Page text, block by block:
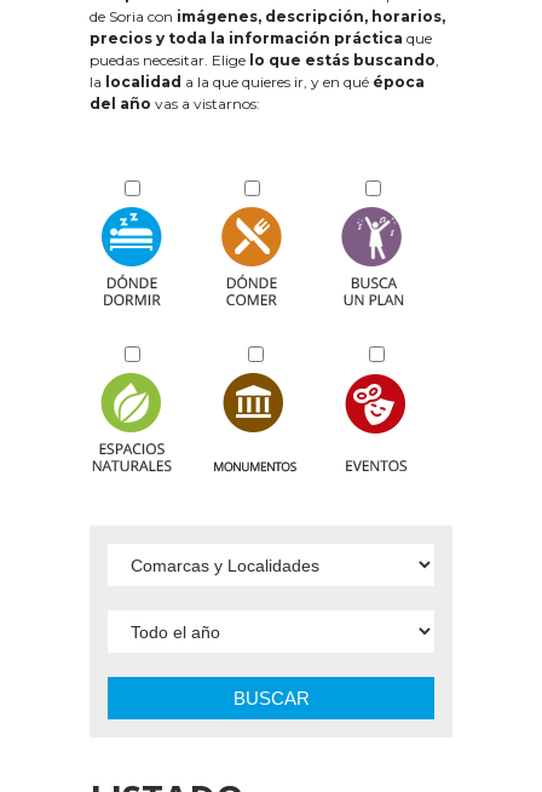
de Soria con imágenes, descripción, horarios,
precios y toda la información práctica que
puedas necesitar. Elige lo que estás buscando,
la localidad a la que quieres ir, y en qué época
del año vas a vistarnos:
BUSCAR